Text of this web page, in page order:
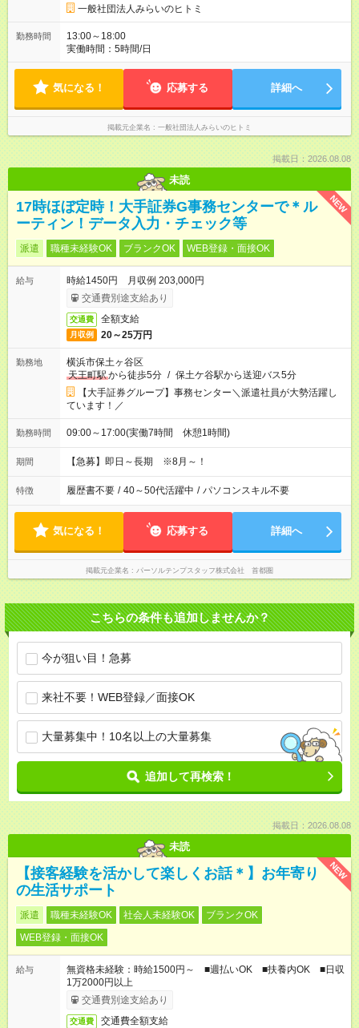
一般社団法人みらいのヒトミ
勤務時間
13:00～18:00
実働時間：5時間/日
気になる！ 応募する 詳細へ
掲載元企業名 一般社団法人みらいのヒトミ
掲載日：2026.08.08
未読
NEW
17時ほぼ定時！大手証券G事務センターで＊ル
ーティン！データ入力・チェック等
派遣 職種未経験OK ブランクOK WEB登録・面接OK
給与
時給1450円 月収例 203,000円
交通費別途支給あり
交通費 全額支給
月収例 20～25万円
勤務地
横浜市保土ヶ谷区
天王町駅から徒歩5分 / 保土ケ谷駅から送迎バス5分
【大手証券グループ】事務センター＼派遣社員が大勢活躍し
ています！／
勤務時間 09:00～17:00(実働7時間 休憩1時間)
期間 【急募】即日～長期 ※8月～！
特徴 履歴書不要 / 40～50代活躍中 / パソコンスキル不要
気になる！ 応募する 詳細へ
掲載元企業名 パーソルテンプスタッフ株式会社 首都圏
こちらの条件も追加しませんか？
今が狙い目！急募
来社不要！WEB登録／面接OK
大量募集中！10名以上の大量募集
追加して再検索！
掲載日：2026.08.08
未読
NEW
【接客経験を活かして楽しくお話＊】お年寄り
の生活サポート
派遣 職種未経験OK 社会人未経験OK
ブランクOK
WEB登録・面接OK
給与
無資格未経験：時給1500円～ ■週払いOK ■扶養内OK ■日収
1万2000円以上
交通費別途支給あり
交通費 交通費全額支給